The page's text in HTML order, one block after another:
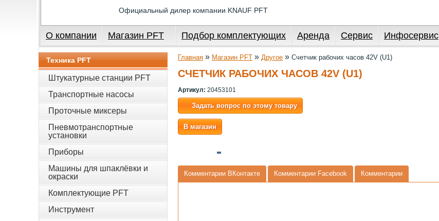
Официальный дилер компании KNAUF PFT
О компании Магазин PFT Подбор комплектующих Аренда Сервис Инфосервис
Главная » Магазин PFT » Другое » Счетчик рабочих часов 42V (U1)
СЧЕТЧИК РАБОЧИХ ЧАСОВ 42V (U1)
Артикул: 20453101
Задать вопрос по этому товару
В магазин
Комментарии ВКонтакте Комментарии Facebook Комментарии
Техника PFT
Штукатурные станции PFT
Транспортные насосы
Проточные миксеры
Пневмотранспортные
установки
Приборы
Машины для шпаклёвки и
окраски
Комплектующие PFT
Инструмент